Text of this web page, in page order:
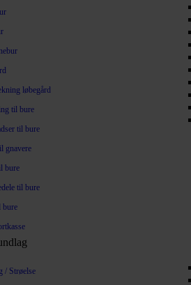
løbegård
til bure
til bure
gnavere
bure
til bure
bure
/ Strøelse